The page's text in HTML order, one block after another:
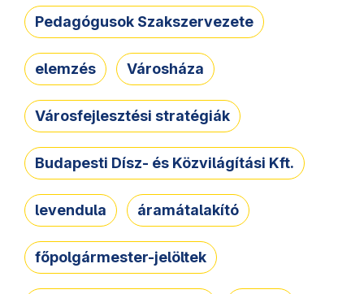
Pedagógusok Szakszervezete
elemzés Városháza
Városfejlesztési stratégiák
Budapesti Dísz- és Közvilágítási Kft.
levendula áramátalakító
főpolgármester-jelöltek